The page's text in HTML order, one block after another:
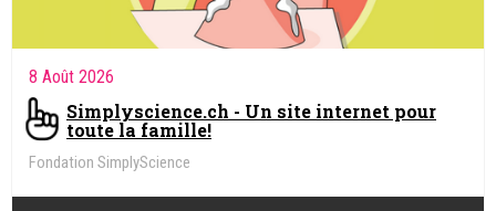
8 Août 2026
Simplyscience.ch - Un site internet pour
toute la famille!
Fondation SimplyScience